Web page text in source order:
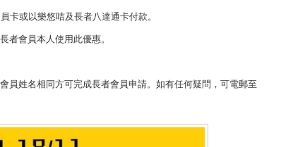
卡或以樂悠咭及長者八達通卡付款。
者會員本人使用此優惠。
員姓名相同方可完成長者會員申請。如有任何疑問，可電郵至